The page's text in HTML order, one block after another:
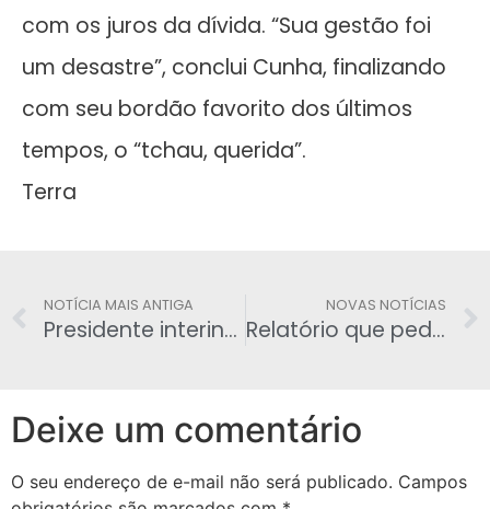
com os juros da dívida. “Sua gestão foi
um desastre”, conclui Cunha, finalizando
com seu bordão favorito dos últimos
tempos, o “tchau, querida”.
Terra
NOTÍCIA MAIS ANTIGA
Presidente interino da Câmara, Waldir Maranhão, fraudou contas eleitorais
NOVAS NOTÍCIAS
Relatório que pede a cassação de Cunha será apresentado nesta segunda
Deixe um comentário
O seu endereço de e-mail não será publicado. Campos